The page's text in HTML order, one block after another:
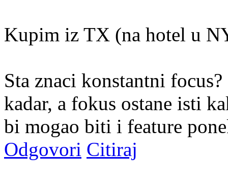
Kupim iz TX (na hotel u
Sta znaci konstantni
kadar, a fokus ostane isti
bi mogao biti i feature
Odgovori Citiraj